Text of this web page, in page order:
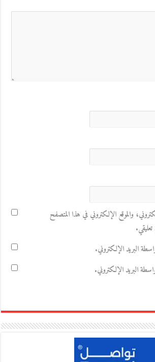
والموقع الإلكتروني في هذا المتصفح
تعليقي.
البريد الإلكتروني.
البريد الإلكتروني.